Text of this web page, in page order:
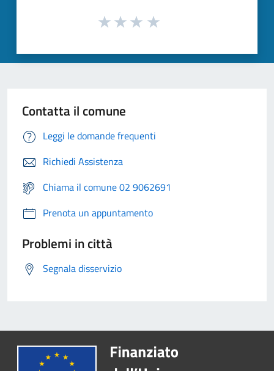
Contatta il comune
Leggi le domande frequenti
Richiedi Assistenza
Chiama il comune 02 9062691
Prenota un appuntamento
Problemi in città
Segnala disservizio